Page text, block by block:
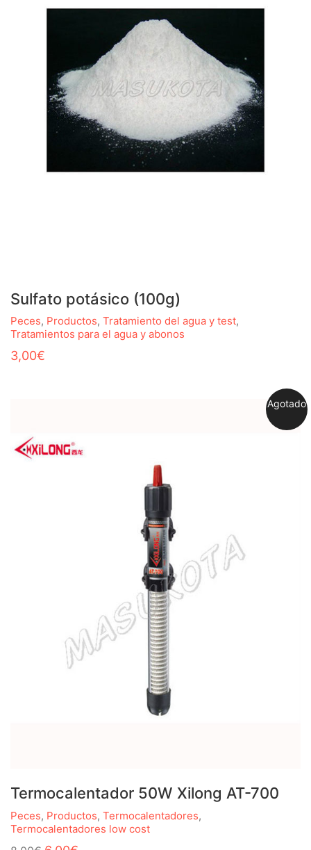
Sulfato potásico (100g)
Peces, Productos, Tratamiento del agua y test,
Tratamientos para el agua y abonos
3,00€
Agotado
Termocalentador 50W Xilong AT-700
Peces, Productos, Termocalentadores,
Termocalentadores low cost